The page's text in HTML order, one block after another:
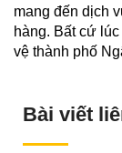
mang đến dịch
hàng. Bất cứ
vệ thành phố
Bài viết